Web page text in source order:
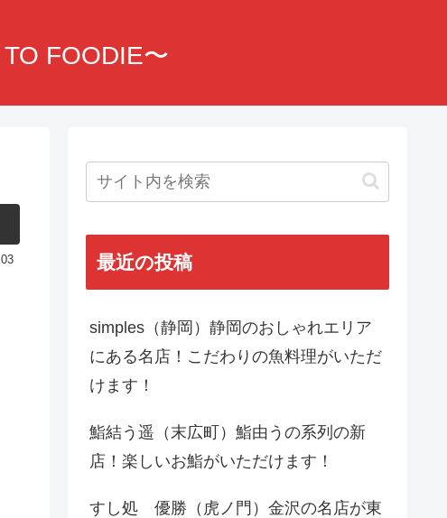
FOODIE〜
最近の投稿
simples（静岡）静岡のおしゃれエリア
にある名店！こだわりの魚料理がいただ
けます！
鮨結う遥（末広町）鮨由うの系列の新
店！楽しいお鮨がいただけます！
すし処 優勝（虎ノ門）金沢の名店が東